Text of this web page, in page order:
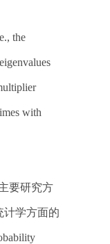
the
with
要研究方
计学方面的